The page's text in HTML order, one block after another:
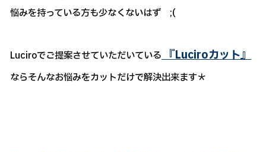
悩みを持っている方も少なくないはず ;(
Luciroでご提案させていただいている 『Luciroカット』
ならそんなお悩みをカットだけで解決出来ます＊